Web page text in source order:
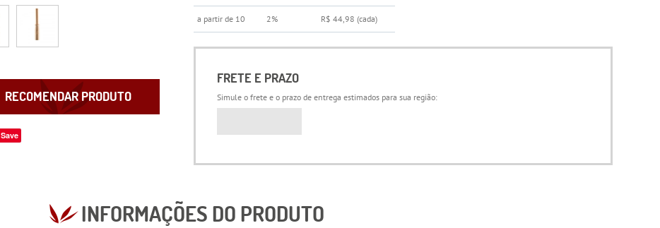
RECOMENDAR PRODUTO
Save
a partir de 10 2% R$ 44,98 (cada)
FRETE E PRAZO
Simule o frete e o prazo de entrega estimados para sua região:
INFORMAÇÕES DO PRODUTO